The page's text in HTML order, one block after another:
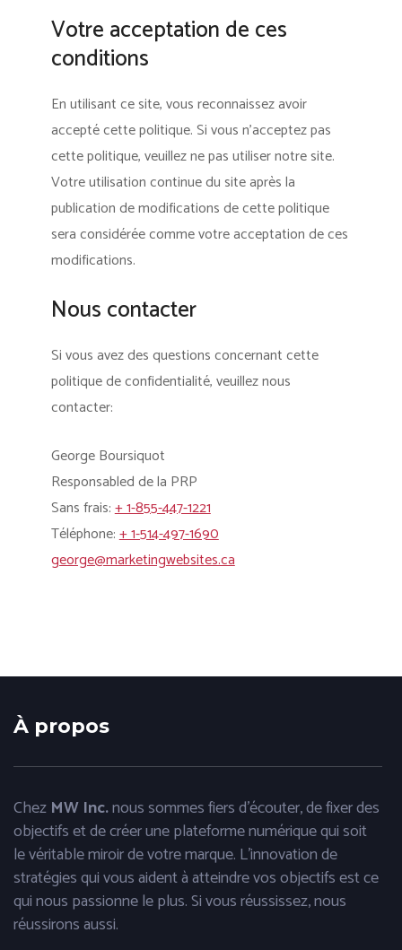
Votre acceptation de ces
conditions
En utilisant ce site, vous reconnaissez avoir
accepté cette politique. Si vous n’acceptez pas
cette politique, veuillez ne pas utiliser notre site.
Votre utilisation continue du site après la
publication de modifications de cette politique
sera considérée comme votre acceptation de ces
modifications.
Nous contacter
Si vous avez des questions concernant cette
politique de confidentialité, veuillez nous
contacter:
George Boursiquot
Responsabled de la PRP
Sans frais:+ 1-855-447-1221
Téléphone:+ 1-514-497-1690
george@marketingwebsites.ca
À propos
Chez MW Inc.nous sommes fiers d'écouter, de fixer des
objectifs et de créer une plateforme numérique qui soit
le véritable miroir de votre marque. L'innovation de
stratégies qui vous aident à atteindre vos objectifs est ce
qui nous passionne le plus. Si vous réussissez, nous
réussirons aussi.